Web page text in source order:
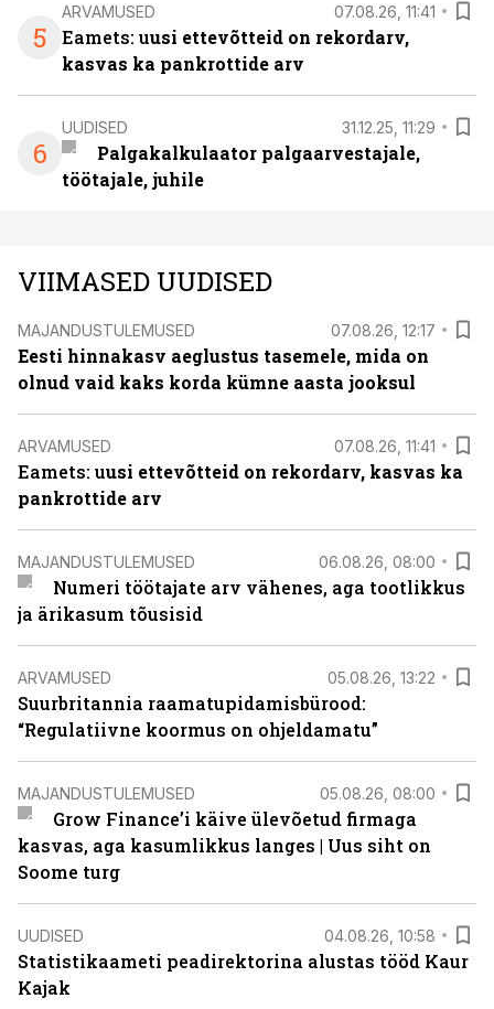
5
ARVAMUSED 07.08.26, 11:41
Eamets: uusi ettevõtteid on rekordarv,
kasvas ka pankrottide arv
6
UUDISED 31.12.25, 11:29
Palgakalkulaator palgaarvestajale,
töötajale, juhile
VIIMASED UUDISED
MAJANDUSTULEMUSED 07.08.26, 12:17
Eesti hinnakasv aeglustus tasemele, mida on
olnud vaid kaks korda kümne aasta jooksul
ARVAMUSED 07.08.26, 11:41
Eamets: uusi ettevõtteid on rekordarv, kasvas ka
pankrottide arv
MAJANDUSTULEMUSED 06.08.26, 08:00
Numeri töötajate arv vähenes, aga tootlikkus
ja ärikasum tõusisid
ARVAMUSED 05.08.26, 13:22
Suurbritannia raamatupidamisbürood:
“Regulatiivne koormus on ohjeldamatu”
MAJANDUSTULEMUSED 05.08.26, 08:00
Grow Finance’i käive ülevõetud firmaga
kasvas, aga kasumlikkus langes | Uus siht on
Soome turg
UUDISED 04.08.26, 10:58
Statistikaameti peadirektorina alustas tööd Kaur
Kajak